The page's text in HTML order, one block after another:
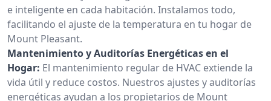
e inteligente en cada habitación. Instalamos todo,
facilitando el ajuste de la temperatura en tu hogar de
Mount Pleasant.
Mantenimiento y Auditorías Energéticas en el
Hogar: El mantenimiento regular de HVAC extiende la
vida útil y reduce costos. Nuestros ajustes y auditorías
energéticas ayudan a los propietarios de Mount